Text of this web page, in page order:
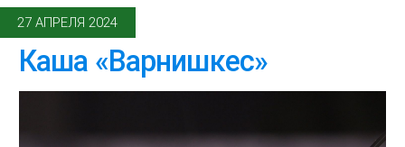
27 АПРЕЛЯ 2024
Каша «Варнишкес»